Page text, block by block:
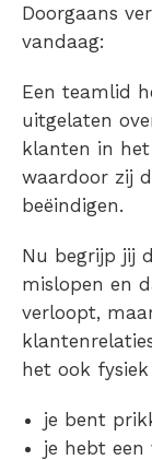
Doorgaans
vandaag:
Een teamlid
uitgelaten
klanten in het
waardoor zij
beëindigen.
Nu begrijp jij
mislopen en
verloopt,
het ook
je bent
je hebt een